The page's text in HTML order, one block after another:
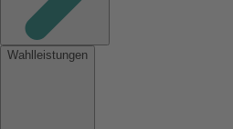
Wahlleistungen